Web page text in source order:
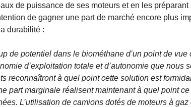
de puissance de ses moteurs et en les
de gagner une part de marché encore plus
durabilité :
de potentiel dans le biométhane d’un point de vue
d’exploitation totale et d’autonomie que nous
reconnaîtront à quel point cette solution est
part marginale réalisent maintenant à quel point
L’utilisation de camions dotés de moteurs à